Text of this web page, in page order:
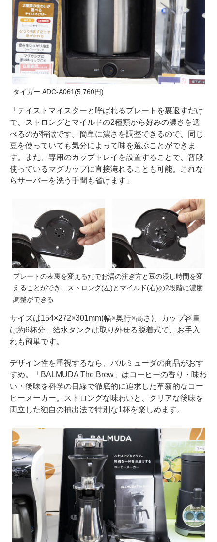
タイガー ADC-A061(5,760円)
「テイストマイスターと呼ばれるプレートを裏返すだけ
で、ストロングとマイルドの2種類から好みの濃さを選
べるのが特徴です。簡単に濃さを調整できるので、同じ
豆を使っていても気分によって味を選ぶことができま
す。また、専用のカップトレイを設置することで、普段
使っているマグカップに直接淹れることも可能。これな
らサーバーを洗う手間も省けます」
プレートの表裏を変えるだでお湯の注ぎ方と豆の浸し時間を変
えることができ、ストロング(左)とマイルド(右)の2段階に濃度
調整ができる
サイズは154×272×301mm(幅×奥行×高さ)、カップ容量
は約6杯分。給水タンクは取り外せる脱着式で、お手入
れも簡単です。
デザイン性を重視するなら、バルミューダの商品がおす
すめ。「BALMUDA The Brew」はコーヒーの香り・味わ
い・後味を科学の目線で徹底的に追求した革新的なコー
ヒーメーカー。ストロングな味わいと、クリアな後味を
両立した独自の抽出法で特別な1杯を楽しめます。